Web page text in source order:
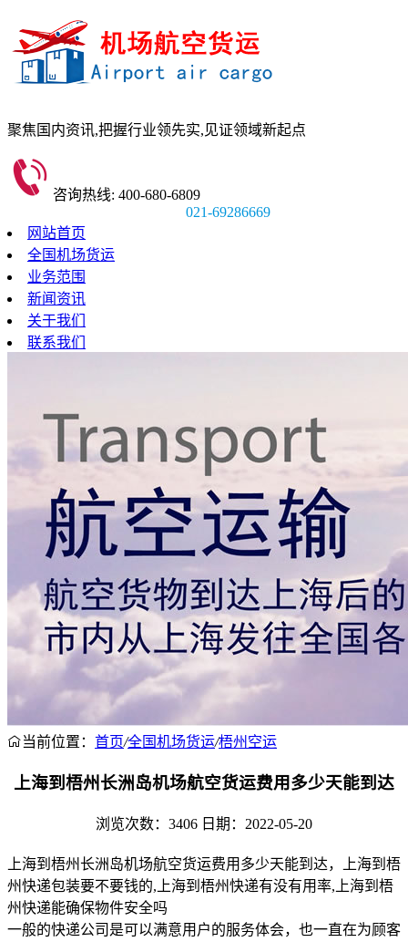
聚焦国内资讯,把握行业领先实,见证领域新起点
咨询热线: 400-680-6809
021-69286669
网站首页
全国机场货运
业务范围
新闻资讯
关于我们
联系我们
当前位置： 首页/全国机场货运/梧州空运
上海到梧州长洲岛机场航空货运费用多少天能到达
浏览次数：3406 日期：2022-05-20
上海到梧州长洲岛机场航空货运费用多少天能到达，上海到梧
州快递包装要不要钱的,上海到梧州快递有没有用率,上海到梧
州快递能确保物件安全吗
一般的快递公司是可以满意用户的服务体会，也一直在为顾客